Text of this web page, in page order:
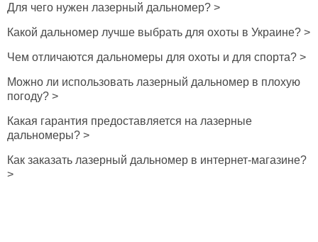
Для чего нужен лазерный дальномер? >
Какой дальномер лучше выбрать для охоты в Украине? >
Чем отличаются дальномеры для охоты и для спорта? >
Можно ли использовать лазерный дальномер в плохую
погоду? >
Какая гарантия предоставляется на лазерные
дальномеры? >
Как заказать лазерный дальномер в интернет-магазине?
>